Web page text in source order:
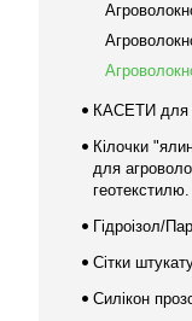
КАСЕТИ для
Кілочки
для
геотекстилю.
Гідроізол/
Сітки
Силікон